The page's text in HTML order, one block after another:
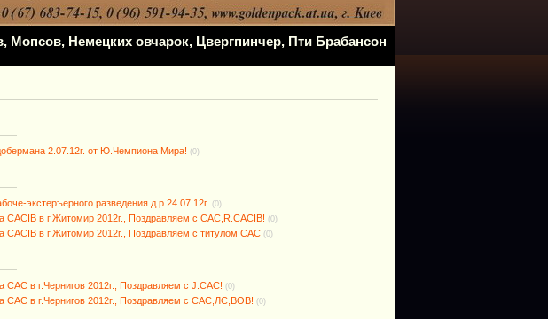
Мопсов, Немецких овчарок, Цвергпинчер, Пти Брабансон
2.07.12г. от Ю.Чемпиона Мира! (0)
экстеръерного разведения д.р.24.07.12г. (0)
САСIB в г.Житомир 2012г., Поздравляем с САС,R.CACIB! (0)
САСIB в г.Житомир 2012г., Поздравляем с титулом САС (0)
САС в г.Чернигов 2012г., Поздравляем с J.САС! (0)
САС в г.Чернигов 2012г., Поздравляем с САС,ЛС,ВОВ! (0)